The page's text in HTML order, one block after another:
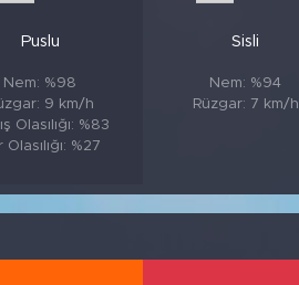
Puslu
Nem: %98
9 km/h
Olasılığı: %83
Olasılığı: %27
Sisli
Nem: %94
Rüzgar: 7 km/h